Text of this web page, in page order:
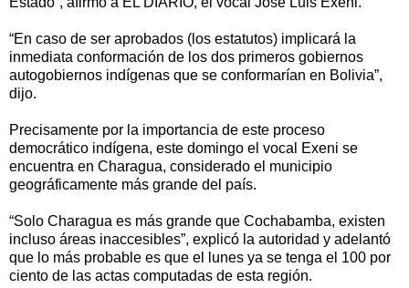
“En caso de ser aprobados (los estatutos) implicará la
inmediata conformación de los dos primeros gobiernos
autogobiernos indígenas que se conformarían en Bolivia”,
dijo.
Precisamente por la importancia de este proceso
democrático indígena, este domingo el vocal Exeni se
encuentra en Charagua, considerado el municipio
geográficamente más grande del país.
“Solo Charagua es más grande que Cochabamba, existen
incluso áreas inaccesibles”, explicó la autoridad y adelantó
que lo más probable es que el lunes ya se tenga el 100 por
ciento de las actas computadas de esta región.